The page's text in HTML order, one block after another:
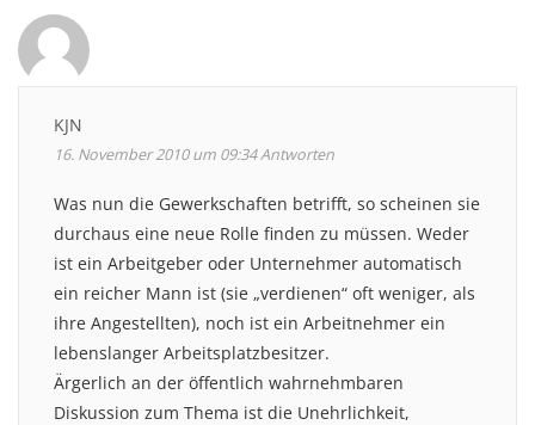
KJN
16. November 2010 um 09:34Antworten
Was nun die Gewerkschaften betrifft, so scheinen sie
durchaus eine neue Rolle finden zu müssen. Weder
ist ein Arbeitgeber oder Unternehmer automatisch
ein reicher Mann ist (sie „verdienen“ oft weniger, als
ihre Angestellten), noch ist ein Arbeitnehmer ein
lebenslanger Arbeitsplatzbesitzer.
Ärgerlich an der öffentlich wahrnehmbaren
Diskussion zum Thema ist die Unehrlichkeit,